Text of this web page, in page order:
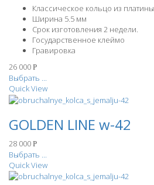
Классическое кольцо из платины
Ширина 5.5 мм
Срок изготовления 2 недели.
Государственное клеймо
Гравировка
26 000 Р
Выбрать ...
Quick View
GOLDEN LINE w-42
28 000 Р
Выбрать ...
Quick View